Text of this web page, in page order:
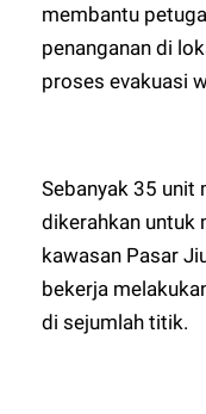
membantu
penanganan di
proses evakuasi
Sebanyak 35 unit
dikerahkan untuk
kawasan Pasar
bekerja
di sejumlah titik.